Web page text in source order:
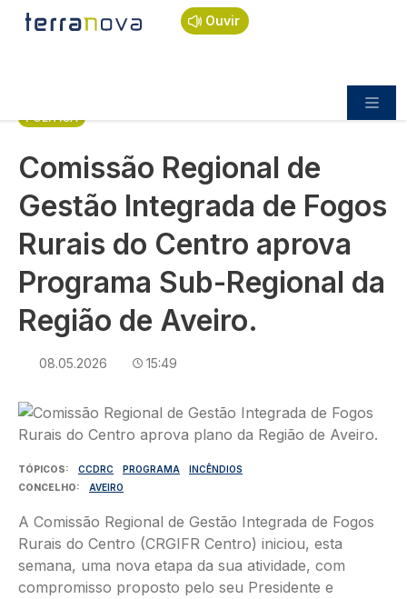
Passar para o conteúdo principal
Ouvir
Navegação estrutural
Início
Política
Comissão Regional de Gestão Integrada de Fogos
POLÍTICA
Comissão Regional de
Gestão Integrada de Fogos
Rurais do Centro aprova
Programa Sub-Regional da
Região de Aveiro.
08.05.2026 15:49
Imagem
TÓPICOS CCDRC PROGRAMA
INCÊNDIOS
CONCELHO
AVEIRO
A Comissão Regional de Gestão Integrada de Fogos
Rurais do Centro (CRGIFR Centro) iniciou, esta
semana, uma nova etapa da sua atividade, com
compromisso proposto pelo seu Presidente e